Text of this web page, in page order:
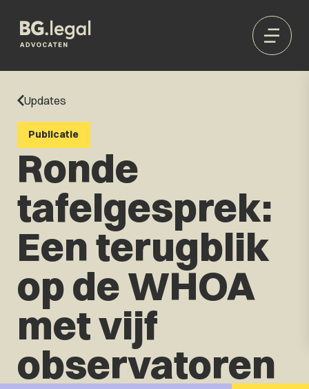
Updates
Publicatie
Ronde
tafelgesprek:
Een terugblik
op de WHOA
met vijf
observatoren